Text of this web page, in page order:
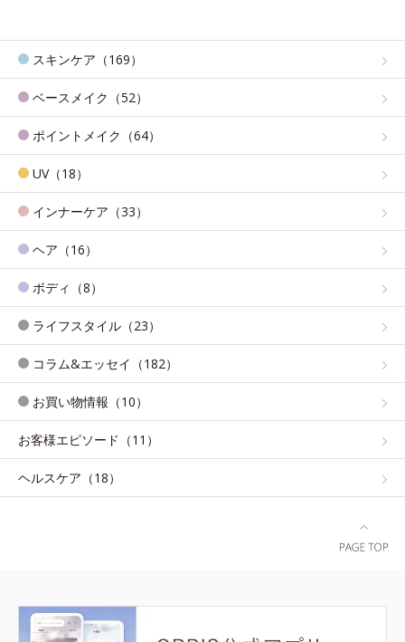
スキンケア（169）
ベースメイク（52）
ポイントメイク（64）
UV（18）
インナーケア（33）
ヘア（16）
ボディ（8）
ライフスタイル（23）
コラム&エッセイ（182）
お買い物情報（10）
お客様エピソード（11）
ヘルスケア（18）